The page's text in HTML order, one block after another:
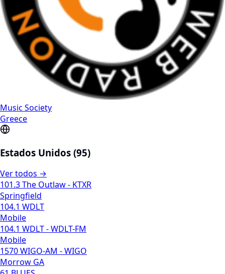
Music Society
Greece
Estados Unidos (95)
Ver todos →
101.3 The Outlaw - KTXR
Springfield
104.1 WDLT
Mobile
104.1 WDLT - WDLT-FM
Mobile
1570 WIGO-AM - WIGO
Morrow GA